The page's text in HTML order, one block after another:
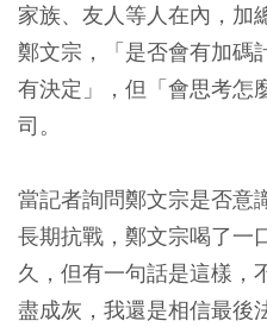
家族、友人等人在內，加
鄭文宗，「是否會有加碼
有決定」，但「會思考怎
司。
當記者詢問鄭文宗是否意
長期抗戰，鄭文宗喝了一
久，但有一句話是這樣，
盡成灰，我還是相信最後